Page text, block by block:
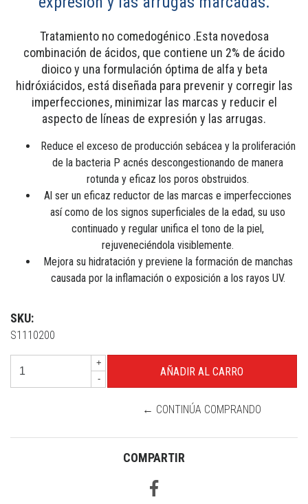
Tratamiento no comedogénico .Esta novedosa
combinación de ácidos, que contiene un 2% de ácido
dioico y una formulación óptima de alfa y beta
hidróxiácidos, está diseñada para prevenir y corregir las
imperfecciones, minimizar las marcas y reducir el
aspecto de líneas de expresión y las arrugas.
Reduce el exceso de producción sebácea y la proliferación
de la bacteria P acnés descongestionando de manera
rotunda y eficaz los poros obstruidos.
Al ser un eficaz reductor de las marcas e imperfecciones
así como de los signos superficiales de la edad, su uso
continuado y regular unifica el tono de la piel,
rejuveneciéndola visiblemente.
Mejora su hidratación y previene la formación de manchas
causada por la inflamación o exposición a los rayos UV.
SKU:
S1110200
+
-
← CONTINÚA COMPRANDO
COMPARTIR